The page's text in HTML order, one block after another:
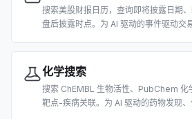
搜索美股财报日历，查询即将披露日期
盘后披露时点。为 AI 驱动的事件驱动交
化学搜索
搜索 ChEMBL 生物活性、PubChem
靶点-疾病关联。为 AI 驱动的药物发现